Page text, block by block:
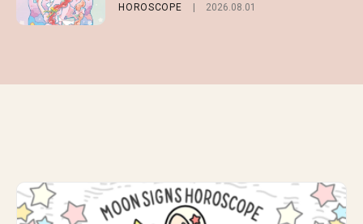
HOROSCOPE 2026.08.01
FASHION 2026.07.19